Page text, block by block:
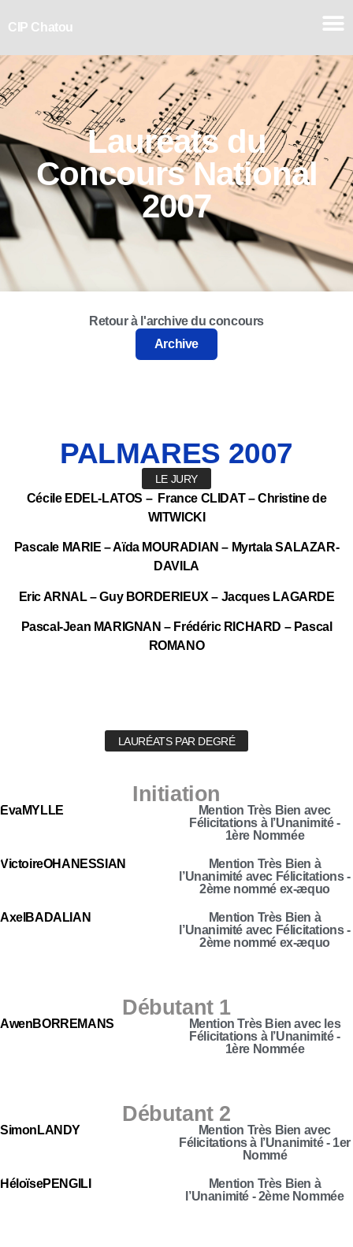
CIP Chatou
Lauréats du
ConcoursNational
2007
Retour à l'archive du concours
Archive
PALMARES 2007
LE JURY
Cécile EDEL-LATOS – France CLIDAT – Christine de
WITWICKI
Pascale MARIE – Aïda MOURADIAN – Myrtala SALAZAR-
DAVILA
Eric ARNAL – Guy BORDERIEUX – Jacques LAGARDE
Pascal-Jean MARIGNAN – Frédéric RICHARD – Pascal
ROMANO
LAURÉATS PAR DEGRÉ
Initiation
EvaMYLLE
Mention Très Bien avec
Félicitations à l’Unanimité -
1ère Nommée
VictoireOHANESSIAN
Mention Très Bien à
l’Unanimité avec Félicitations -
2ème nommé ex-æquo
Axel BADALIAN
Mention Très Bien à
l’Unanimité avec Félicitations -
2ème nommé ex-æquo
Débutant 1
AwenBORREMANS
Mention Très Bien avec les
Félicitations à l’Unanimité -
1ère Nommée
Débutant 2
Simon LANDY
Mention Très Bien avec
Félicitations à l’Unanimité - 1er
Nommé
HéloïsePENGILI
Mention Très Bien à
l’Unanimité - 2ème Nommée